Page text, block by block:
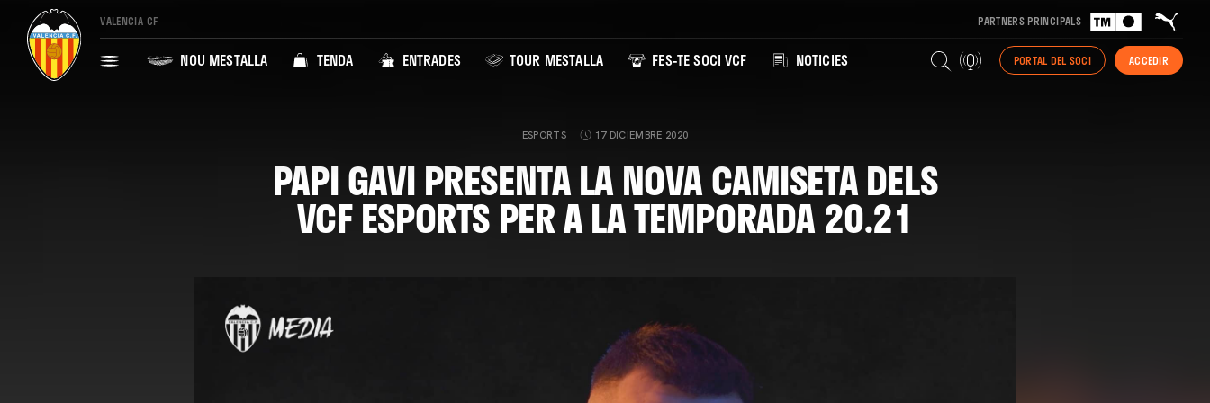
VALENCIA CF PARTNERS PRINCIPALS
NOU MESTALLA TENDA ENTRADES TOUR MESTALLA FES-TE SOCI VCF NOTICIES PORTAL DEL SOCI ACCEDIR
ESPORTS 17 DICIEMBRE 2020
PAPI GAVI PRESENTA LA NOVA CAMISETA DELS
VCF ESPORTS PER A LA TEMPORADA 20.21